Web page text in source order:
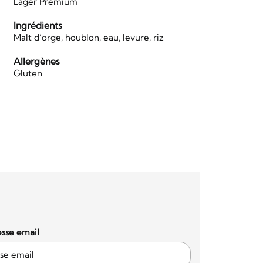
Ingrédients
Malt d’orge, houblon, eau, levure, riz
Allergènes
Gluten
email